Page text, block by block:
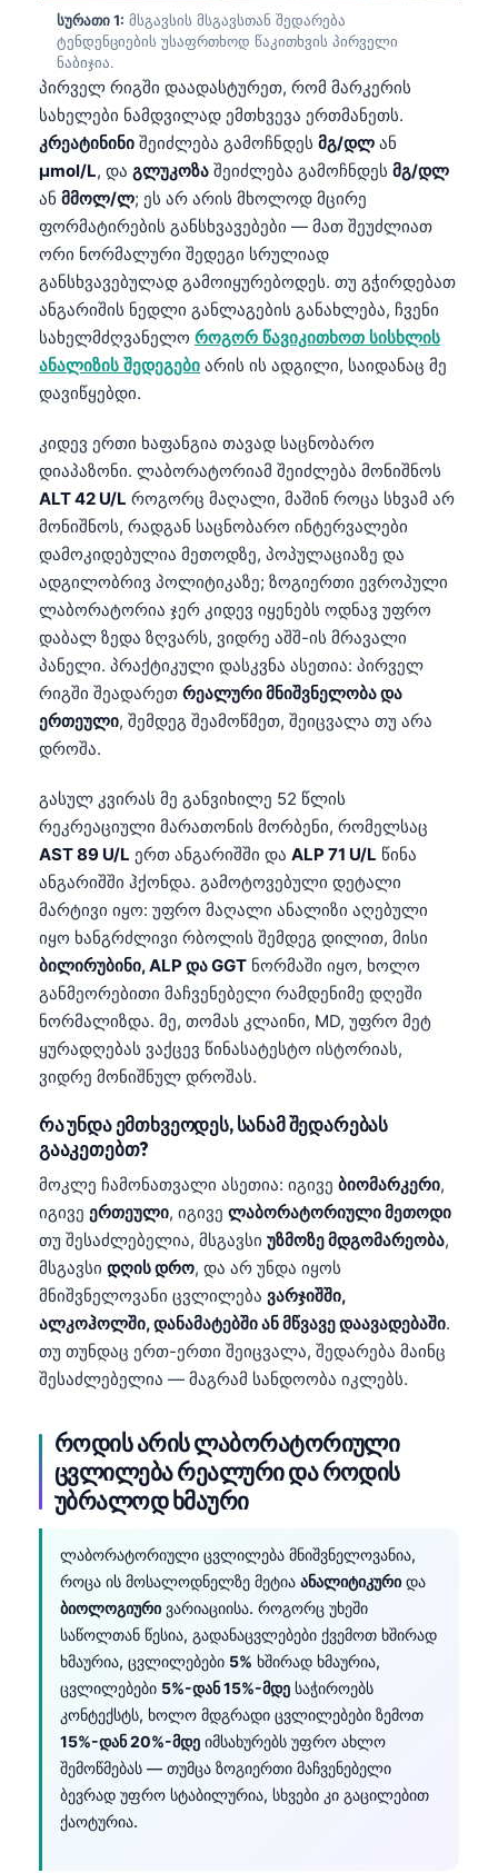
სურათი 1: მსგავსის მსგავსთან შედარება
ტენდენციების უსაფრთხოდ წაკითხვის პირველი
ნაბიჯია.
პირველ რიგში დაადასტურეთ, რომ მარკერის
სახელები ნამდვილად ემთხვევა ერთმანეთს.
კრეატინინი შეიძლება გამოჩნდეს მგ/დლ ან
µmol/L, და გლუკოზა შეიძლება გამოჩნდეს მგ/დლ
ან მმოლ/ლ; ეს არ არის მხოლოდ მცირე
ფორმატირების განსხვავებები — მათ შეუძლიათ
ორი ნორმალური შედეგი სრულიად
განსხვავებულად გამოიყურებოდეს. თუ გჭირდებათ
ანგარიშის ნედლი განლაგების განახლება, ჩვენი
სახელმძღვანელო როგორ წავიკითხოთ სისხლის
ანალიზის შედეგები არის ის ადგილი, საიდანაც მე
დავიწყებდი.
კიდევ ერთი ხაფანგია თავად საცნობარო
დიაპაზონი. ლაბორატორიამ შეიძლება მონიშნოს
ALT 42 U/L როგორც მაღალი, მაშინ როცა სხვამ არ
მონიშნოს, რადგან საცნობარო ინტერვალები
დამოკიდებულია მეთოდზე, პოპულაციაზე და
ადგილობრივ პოლიტიკაზე; ზოგიერთი ევროპული
ლაბორატორია ჯერ კიდევ იყენებს ოდნავ უფრო
დაბალ ზედა ზღვარს, ვიდრე აშშ-ის მრავალი
პანელი. პრაქტიკული დასკვნა ასეთია: პირველ
რიგში შეადარეთ რეალური მნიშვნელობა და
ერთეული, შემდეგ შეამოწმეთ, შეიცვალა თუ არა
დროშა.
გასულ კვირას მე განვიხილე 52 წლის
რეკრეაციული მარათონის მორბენი, რომელსაც
AST 89 U/L ერთ ანგარიშში და ALP 71 U/L წინა
ანგარიშში ჰქონდა. გამოტოვებული დეტალი
მარტივი იყო: უფრო მაღალი ანალიზი აღებული
იყო ხანგრძლივი რბოლის შემდეგ დილით, მისი
ბილირუბინი, ALP და GGT ნორმაში იყო, ხოლო
განმეორებითი მაჩვენებელი რამდენიმე დღეში
ნორმალიზდა. მე, თომას კლაინი, MD, უფრო მეტ
ყურადღებას ვაქცევ წინასატესტო ისტორიას,
ვიდრე მონიშნულ დროშას.
რა უნდა ემთხვეოდეს, სანამ შედარებას
გააკეთებთ?
მოკლე ჩამონათვალი ასეთია: იგივე ბიომარკერი,
იგივე ერთეული, იგივე ლაბორატორიული მეთოდი
თუ შესაძლებელია, მსგავსი უზმოზე მდგომარეობა,
მსგავსი დღის დრო, და არ უნდა იყოს
მნიშვნელოვანი ცვლილება ვარჯიშში,
ალკოჰოლში, დანამატებში ან მწვავე დაავადებაში.
თუ თუნდაც ერთ-ერთი შეიცვალა, შედარება მაინც
შესაძლებელია — მაგრამ სანდოობა იკლებს.
როდის არის ლაბორატორიული
ცვლილება რეალური და როდის
უბრალოდ ხმაური
ლაბორატორიული ცვლილება მნიშვნელოვანია,
როცა ის მოსალოდნელზე მეტია ანალიტიკური და
ბიოლოგიური ვარიაციისა. როგორც უხეში
საწოლთან წესია, გადანაცვლებები ქვემოთ ხშირად
ხმაურია, ცვლილებები 5% ხშირად ხმაურია,
ცვლილებები 5%-დან 15%-მდე საჭიროებს
კონტექსტს, ხოლო მდგრადი ცვლილებები ზემოთ
15%-დან 20%-მდე იმსახურებს უფრო ახლო
შემოწმებას — თუმცა ზოგიერთი მაჩვენებელი
ბევრად უფრო სტაბილურია, სხვები კი გაცილებით
ქაოტურია.